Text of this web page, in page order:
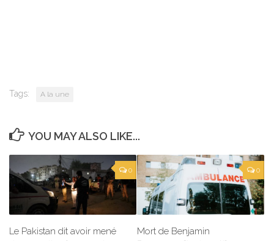
Tags: A la une
YOU MAY ALSO LIKE...
0
Le Pakistan dit avoir mené
0
Mort de Benjamin